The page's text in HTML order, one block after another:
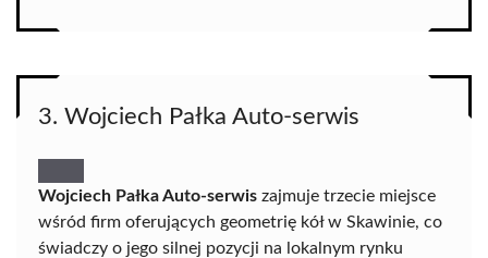
3. Wojciech Pałka Auto-serwis
Wojciech Pałka Auto-serwis zajmuje trzecie miejsce
wśród firm oferujących geometrię kół w Skawinie, co
świadczy o jego silnej pozycji na lokalnym rynku